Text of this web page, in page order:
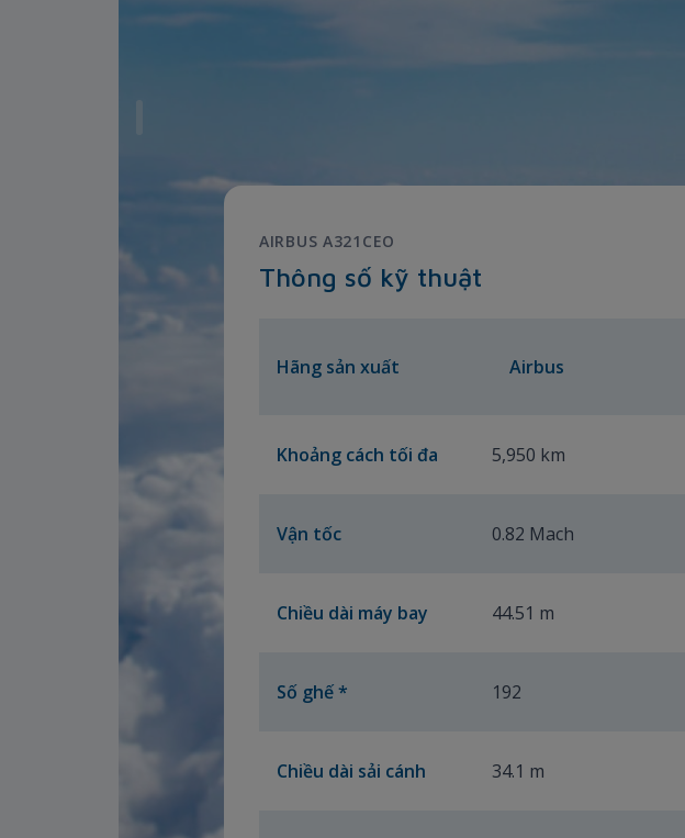
AIRBUS A321CEO
Thông số kỹ thuật
Hãng sản xuất Airbus
Khoảng cách tối đa 5,950 km
Vận tốc 0.82 Mach
Chiều dài máy bay 44.51 m
Số ghế * 192
Chiều dài sải cánh 34.1 m